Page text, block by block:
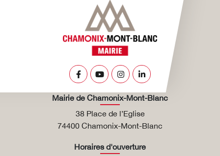
Lien vers le compte Facebook
Lien vers la chaîne Youtube
Lien vers le compte
Lien vers le compte
Mairie de Chamonix-Mont-Blanc
38 Place de l’Eglise
74400 Chamonix-Mont-Blanc
Horaires d'ouverture